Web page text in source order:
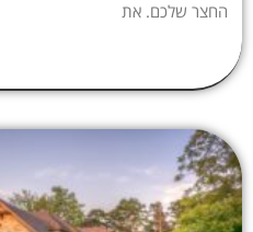
החצר שלכם. את